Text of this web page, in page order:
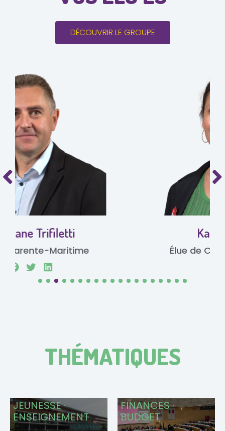
DÉCOUVRIR LE GROUPE
Élue de Charente-Maritime
THÉMATIQUES
JEUNESSE ·
ENSEIGNEMENT
FINANCES ·
BUDGET